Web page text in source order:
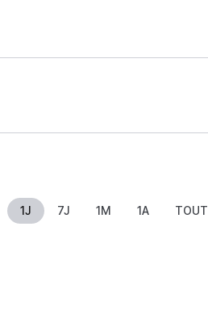
1J 7J 1M 1A TOUT